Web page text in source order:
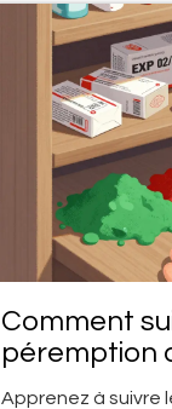
Comment
péremption
dans votre
Apprenez à suivre